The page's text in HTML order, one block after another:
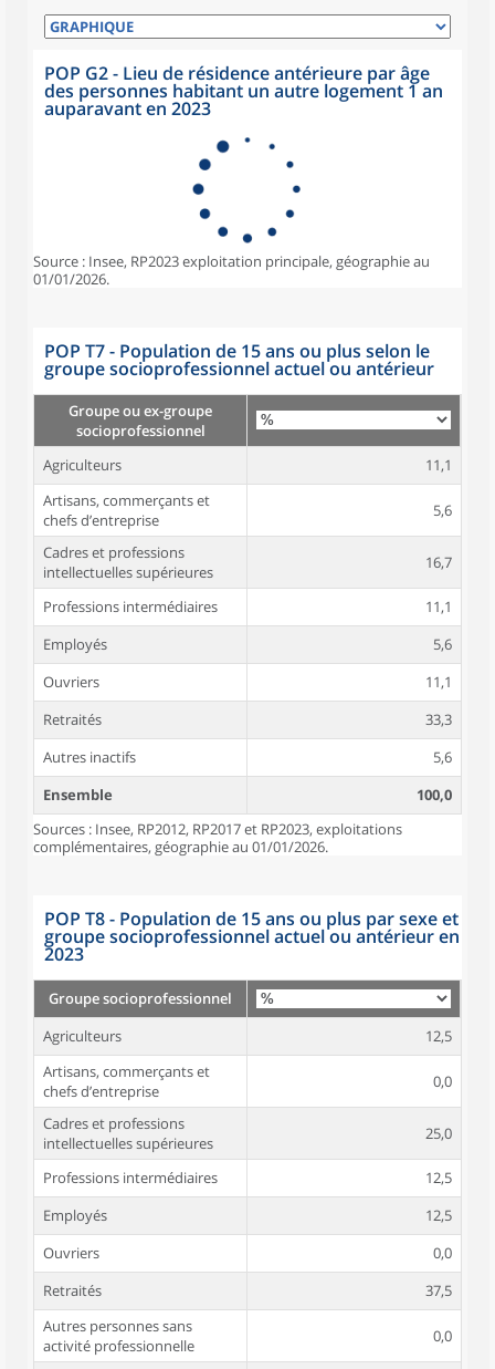
POP G2 - Lieu de résidence antérieure par âge
des personnes habitant un autre logement 1 an
auparavant en 2023
Source : Insee, RP2023 exploitation principale, géographie au
01/01/2026.
POP T7 - Population de 15 ans ou plus selon le
groupe socioprofessionnel actuel ou antérieur
Groupe ou ex-groupe
socioprofessionnel
Agriculteurs
11,1
Artisans, commerçants et
chefs d’entreprise
5,6
Cadres et professions
intellectuelles supérieures
16,7
Professions intermédiaires
11,1
Employés
5,6
Ouvriers
11,1
Retraités
33,3
Autres inactifs
5,6
Ensemble
100,0
Sources : Insee, RP2012, RP2017 et RP2023, exploitations
complémentaires, géographie au 01/01/2026.
POP T8 - Population de 15 ans ou plus par sexe et
groupe socioprofessionnel actuel ou antérieur en
2023
Groupe socioprofessionnel
Agriculteurs
12,5
Artisans, commerçants et
chefs d’entreprise
0,0
Cadres et professions
intellectuelles supérieures
25,0
Professions intermédiaires
12,5
Employés
12,5
Ouvriers
0,0
Retraités
37,5
Autres personnes sans
activité professionnelle
0,0